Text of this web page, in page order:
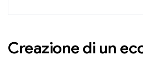
Creazione di un